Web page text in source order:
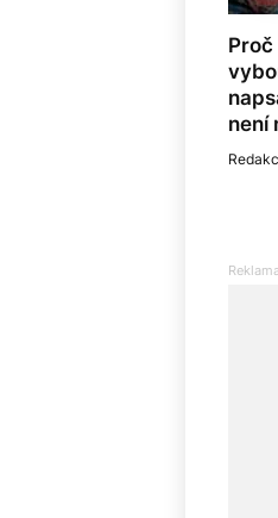
není